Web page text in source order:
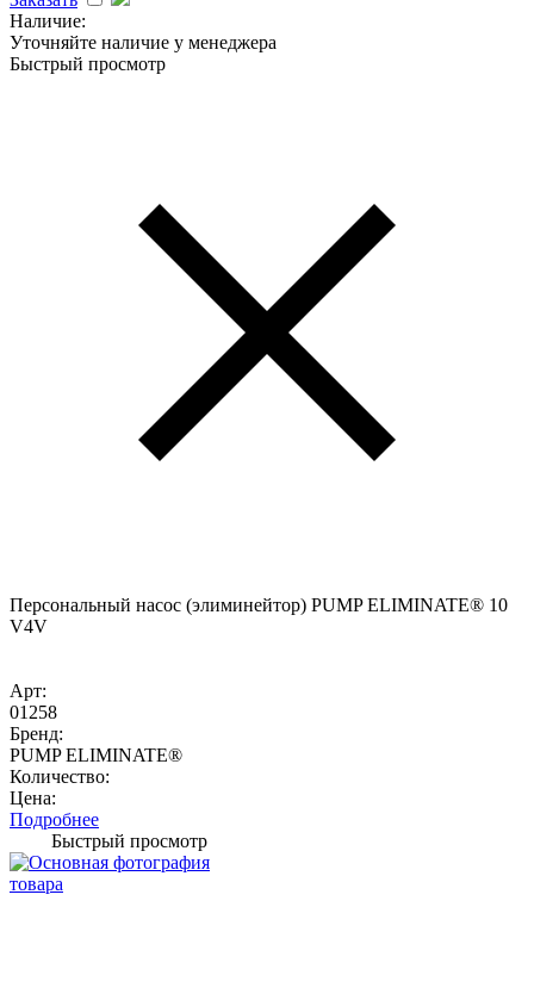
Наличие:
Уточняйте наличие у менеджера
Быстрый просмотр
Персональный насос (элиминейтор) PUMP ELIMINATE® 10
V4V
Арт:
01258
Бренд:
PUMP ELIMINATE®
Количество:
Цена:
Подробнее
Быстрый просмотр